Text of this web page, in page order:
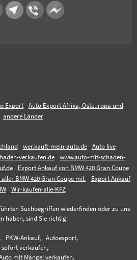
Export
Auto Export Afrika, Osteuropa und
andere Länder
wer.kauft-mein-auto.de
Auto live
verkaufen.de
www.auto-mit-schaden-
Export Ankauf von BMW 420 Gran Coupe
BMW 420 Gran Coupe mit
Export Ankauf
Wir-kaufen-alle-KFZ
Suchbegriffen wiederfinden oder zu uns
haben, sind Sie richtig:
PKW-Ankauf,
Autoexport,
sofort verkaufen,
mit Mängel verkaufen,